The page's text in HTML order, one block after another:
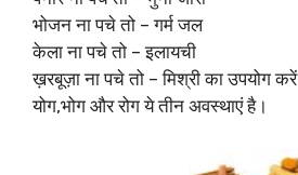
भोजन ना पचे तो – गर्म जल
केला ना पचे तो – इलायची
ख़रबूज़ा ना पचे तो – मिश्री का उपयोग करें
योग,भोग और रोग ये तीन अवस्थाएं है।